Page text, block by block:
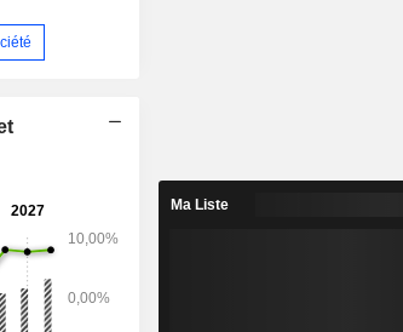
d’intelligence en
le cloud, des
des feux de
l’intelligence
systèmes de
cloud pour la
lourds. Les
la
en périphérie, la
Ma Liste